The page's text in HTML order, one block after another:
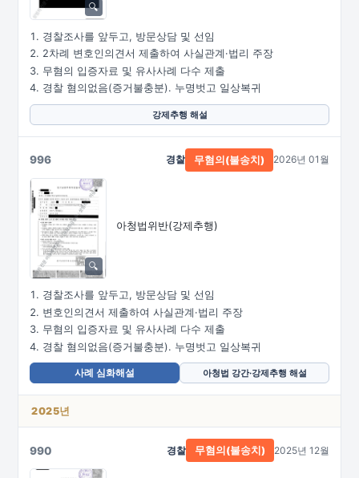
경찰조사를 앞두고, 방문상담 및 선임
2차례 변호인의견서 제출하여 사실관계·법리 주장
무혐의 입증자료 및 유사사례 다수 제출
경찰 혐의없음(증거불충분). 누명벗고 일상복귀
강제추행 해설
996
아청법위반(강제추행)
경찰 무혐의(불송치) 2026년 01월
경찰조사를 앞두고, 방문상담 및 선임
변호인의견서 제출하여 사실관계·법리 주장
무혐의 입증자료 및 유사사례 다수 제출
경찰 혐의없음(증거불충분). 누명벗고 일상복귀
사례 심화해설 아청법 강간·강제추행 해설
2025년
990 경찰 무혐의(불송치) 2025년 12월